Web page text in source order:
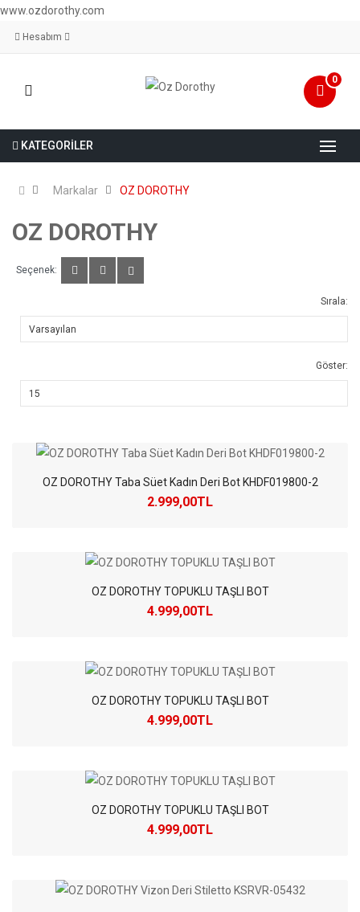
www.ozdorothy.com
Hesabım
0
KATEGORİLER
Markalar OZ DOROTHY
OZ DOROTHY
Seçenek:
Sırala:
Göster:
OZ DOROTHY Taba Süet Kadın Deri Bot KHDF019800-2
2.999,00TL
OZ DOROTHY TOPUKLU TAŞLI BOT
4.999,00TL
OZ DOROTHY TOPUKLU TAŞLI BOT
4.999,00TL
OZ DOROTHY TOPUKLU TAŞLI BOT
4.999,00TL